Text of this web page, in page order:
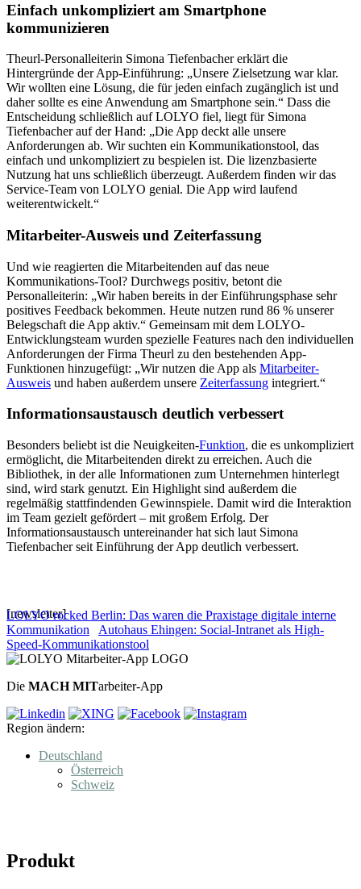
Einfach unkompliziert am Smartphone
kommunizieren
Theurl-Personalleiterin Simona Tiefenbacher erklärt die
Hintergründe der App-Einführung: „Unsere Zielsetzung war klar.
Wir wollten eine Lösung, die für jeden einfach zugänglich ist und
daher sollte es eine Anwendung am Smartphone sein.“ Dass die
Entscheidung schließlich auf LOLYO fiel, liegt für Simona
Tiefenbacher auf der Hand: „Die App deckt alle unsere
Anforderungen ab. Wir suchten ein Kommunikationstool, das
einfach und unkompliziert zu bespielen ist. Die lizenzbasierte
Nutzung hat uns schließlich überzeugt. Außerdem finden wir das
Service-Team von LOLYO genial. Die App wird laufend
weiterentwickelt.“
Mitarbeiter-Ausweis und Zeiterfassung
Und wie reagierten die Mitarbeitenden auf das neue
Kommunikations-Tool? Durchwegs positiv, betont die
Personalleiterin: „Wir haben bereits in der Einführungsphase sehr
positives Feedback bekommen. Heute nutzen rund 86 % unserer
Belegschaft die App aktiv.“ Gemeinsam mit dem LOLYO-
Entwicklungsteam wurden spezielle Features nach den individuellen
Anforderungen der Firma Theurl zu den bestehenden App-
Funktionen hinzugefügt: „Wir nutzen die App als Mitarbeiter-
Ausweis und haben außerdem unsere Zeiterfassung integriert.“
Informationsaustausch deutlich verbessert
Besonders beliebt ist die Neuigkeiten-Funktion, die es unkompliziert
ermöglicht, die Mitarbeitenden direkt zu erreichen. Auch die
Bibliothek, in der alle Informationen zum Unternehmen hinterlegt
sind, wird stark genutzt. Ein Highlight sind außerdem die
regelmäßig stattfindenden Gewinnspiele. Damit wird die Interaktion
im Team gezielt gefördert – mit großem Erfolg. Der
Informationsaustausch untereinander hat sich laut Simona
Tiefenbacher seit Einführung der App deutlich verbessert.
[newsletter]
LOLYO rocked Berlin: Das waren die Praxistage digitale interne
Kommunikation
Autohaus Ehingen: Social-Intranet als High-
Speed-Kommunikationstool
Die MACH MITarbeiter-App
Region ändern:
Deutschland
Österreich
Schweiz
Produkt